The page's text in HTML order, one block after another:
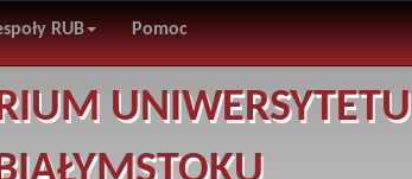
RUB Pomoc
UNIWERSYTETU